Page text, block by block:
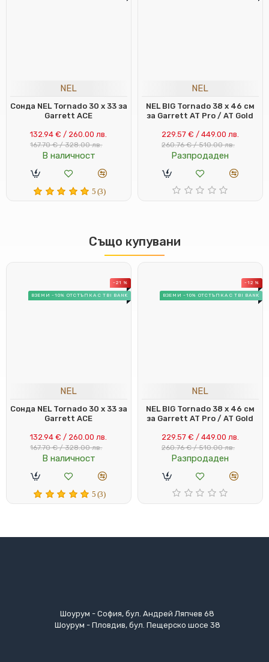
NEL
Сонда NEL Tornado 30 x 33 за
Garrett ACE
132.94 € / 260.00 лв.
167.70 € / 328.00 лв.
В наличност
5 (3)
NEL
NEL BIG Tornado 38 x 46 см
за Garrett AT Pro / AT Gold
229.57 € / 449.00 лв.
260.76 € / 510.00 лв.
Разпродаден
Също купувани
ВЗЕМИ -10% ОТСТЪПКА С TBI BANK
-21 %
NEL
Сонда NEL Tornado 30 x 33 за
Garrett ACE
132.94 € / 260.00 лв.
167.70 € / 328.00 лв.
В наличност
5 (3)
ВЗЕМИ -10% ОТСТЪПКА С TBI BANK
-12 %
NEL
NEL BIG Tornado 38 x 46 см
за Garrett AT Pro / AT Gold
229.57 € / 449.00 лв.
260.76 € / 510.00 лв.
Разпродаден
Шоурум - София, бул. Андрей Ляпчев 68
Шоурум - Пловдив, бул. Пещерско шосе 38